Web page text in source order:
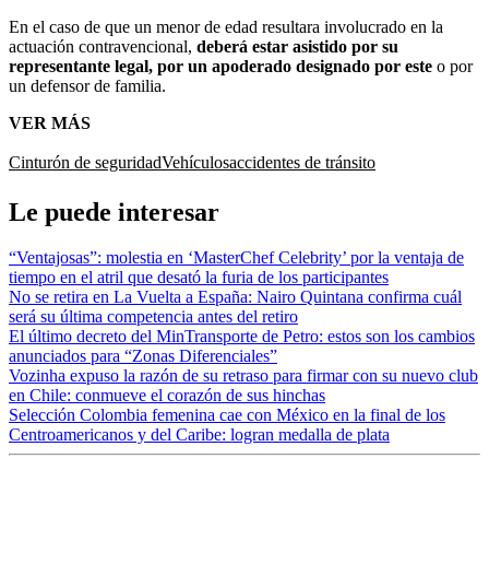
En el caso de que un menor de edad resultara involucrado en la
actuación contravencional, deberá estar asistido por su
representante legal, por un apoderado designado por este o por
un defensor de familia.
VER MÁS
Cinturón de seguridadVehículosaccidentes de tránsito
Le puede interesar
“Ventajosas”: molestia en ‘MasterChef Celebrity’ por la ventaja de
tiempo en el atril que desató la furia de los participantes
No se retira en La Vuelta a España: Nairo Quintana confirma cuál
será su última competencia antes del retiro
El último decreto del MinTransporte de Petro: estos son los cambios
anunciados para “Zonas Diferenciales”
Vozinha expuso la razón de su retraso para firmar con su nuevo club
en Chile: conmueve el corazón de sus hinchas
Selección Colombia femenina cae con México en la final de los
Centroamericanos y del Caribe: logran medalla de plata